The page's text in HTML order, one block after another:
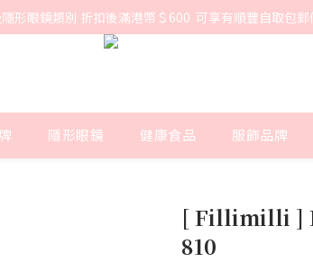
形眼鏡類別 折扣後滿港幣＄600  可享有順豐自取包郵
隱形眼鏡 健康食品 服飾品牌
[ Fillimilli ]
810